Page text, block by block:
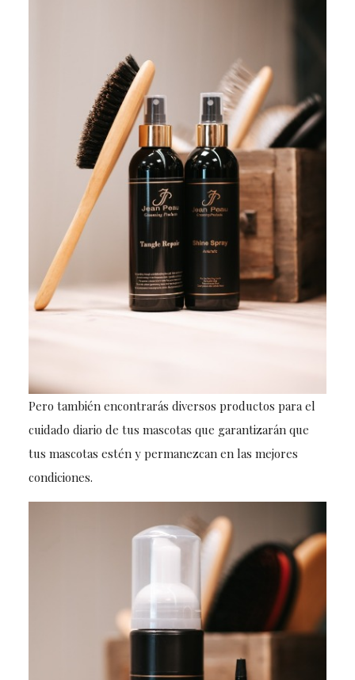
Pero también encontrarás diversos productos para el
cuidado diario de tus mascotas que garantizarán que
tus mascotas estén y permanezcan en las mejores
condiciones.